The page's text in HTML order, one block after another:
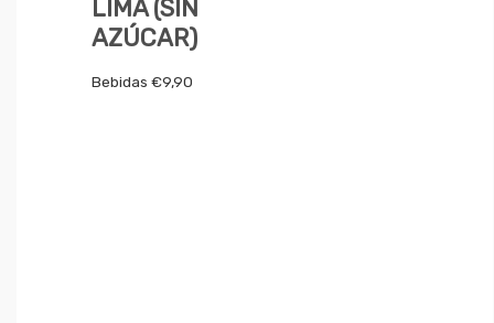
LIMA (SIN
AZÚCAR)
Bebidas €9,90